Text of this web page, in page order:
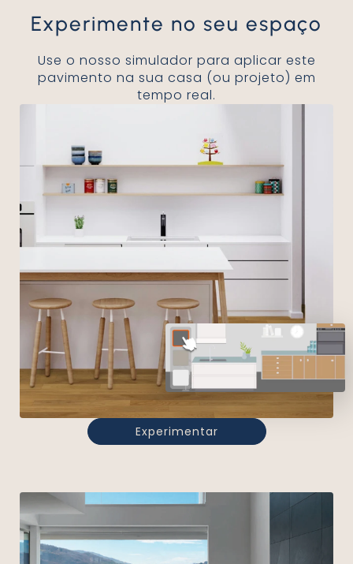
Experimente no seu espaço
Use o nosso simulador para aplicar este
pavimento na sua casa (ou projeto) em
tempo real.
Experimentar